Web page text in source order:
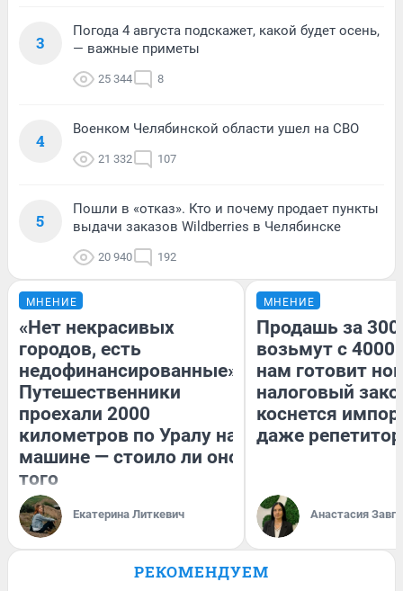
3
Погода 4 августа подскажет, какой будет осень,
— важные приметы
25 344 8
4
Военком Челябинской области ушел на СВО
21 332 107
5
Пошли в «отказ». Кто и почему продает пункты
выдачи заказов Wildberries в Челябинске
20 940 192
МНЕНИЕ
«Нет некрасивых
городов, есть
недофинансированные».
Путешественники
проехали 2000
километров по Уралу на
машине — стоило ли оно
того
Екатерина Литкевич
МНЕНИЕ
Продашь за
возьмут с
нам готовит
налоговый
коснется
даже
Анастасия
РЕКОМЕНДУЕМ